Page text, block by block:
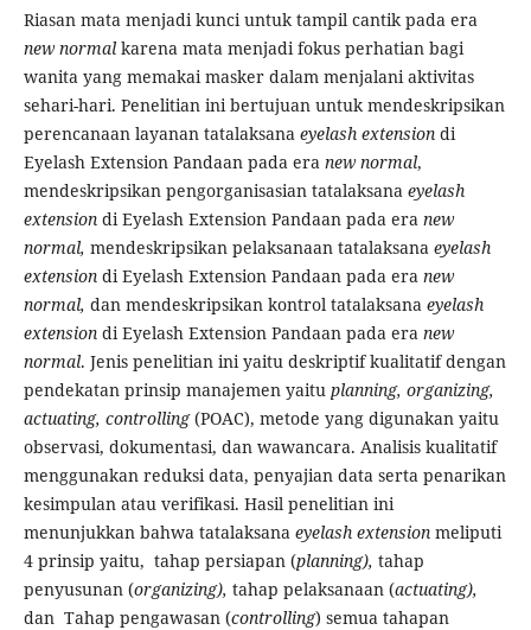
Riasan mata menjadi kunci untuk tampil cantik pada era
new normal karena mata menjadi fokus perhatian bagi
wanita yang memakai masker dalam menjalani aktivitas
sehari-hari. Penelitian ini bertujuan untuk mendeskripsikan
perencanaan layanan tatalaksana eyelash extensiondi
Eyelash Extension Pandaan pada era new normal,
mendeskripsikan pengorganisasian tatalaksana eyelash
extensiondi Eyelash Extension Pandaan pada era new
normal, mendeskripsikan pelaksanaan tatalaksana eyelash
extensiondi Eyelash Extension Pandaan pada era new
normal, dan mendeskripsikan kontrol tatalaksana eyelash
extensiondi Eyelash Extension Pandaan pada era new
normal. Jenis penelitian ini yaitu deskriptif kualitatif dengan
pendekatan prinsip manajemen yaitu planning, organizing,
actuating, controlling(POAC), metode yang digunakan yaitu
observasi, dokumentasi, dan wawancara. Analisis kualitatif
menggunakan reduksi data, penyajian data serta penarikan
kesimpulan atau verifikasi. Hasil penelitian ini
menunjukkan bahwa tatalaksana eyelash extension meliputi
4 prinsip yaitu, tahap persiapan (planning), tahap
penyusunan (organizing), tahap pelaksanaan (actuating),
dan Tahap pengawasan (controlling) semua tahapan